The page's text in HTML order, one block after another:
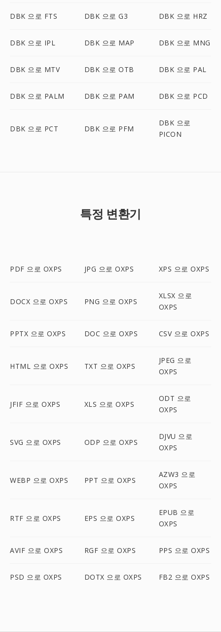
DBK 으로 FTS DBK 으로 G3 DBK 으로 HRZ
DBK 으로 IPL DBK 으로 MAP DBK 으로 MNG
DBK 으로 MTV DBK 으로 OTB DBK 으로 PAL
DBK 으로 PALM DBK 으로 PAM DBK 으로 PCD
DBK 으로 PCT DBK 으로 PFM
DBK 으로
PICON
특정 변환기
PDF 으로 OXPS JPG 으로 OXPS XPS 으로 OXPS
DOCX 으로 OXPS PNG 으로 OXPS
XLSX 으로
OXPS
PPTX 으로 OXPS DOC 으로 OXPS CSV 으로 OXPS
HTML 으로 OXPS TXT 으로 OXPS
JPEG 으로
OXPS
JFIF 으로 OXPS XLS 으로 OXPS
ODT 으로
OXPS
SVG 으로 OXPS ODP 으로 OXPS
DJVU 으로
OXPS
WEBP 으로 OXPS PPT 으로 OXPS
AZW3 으로
OXPS
RTF 으로 OXPS EPS 으로 OXPS
EPUB 으로
OXPS
AVIF 으로 OXPS RGF 으로 OXPS PPS 으로 OXPS
PSD 으로 OXPS DOTX 으로 OXPS FB2 으로 OXPS